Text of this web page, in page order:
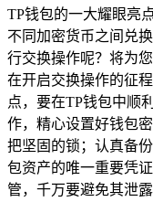
TP钱包的一大耀眼亮
不同加密货币之间兑
行交换操作呢？将为
在开启交换操作的征
点，要在TP钱包中顺
作，精心设置好钱包
把坚固的锁；认真备
包资产的唯一重要凭
管，千万要避免其泄